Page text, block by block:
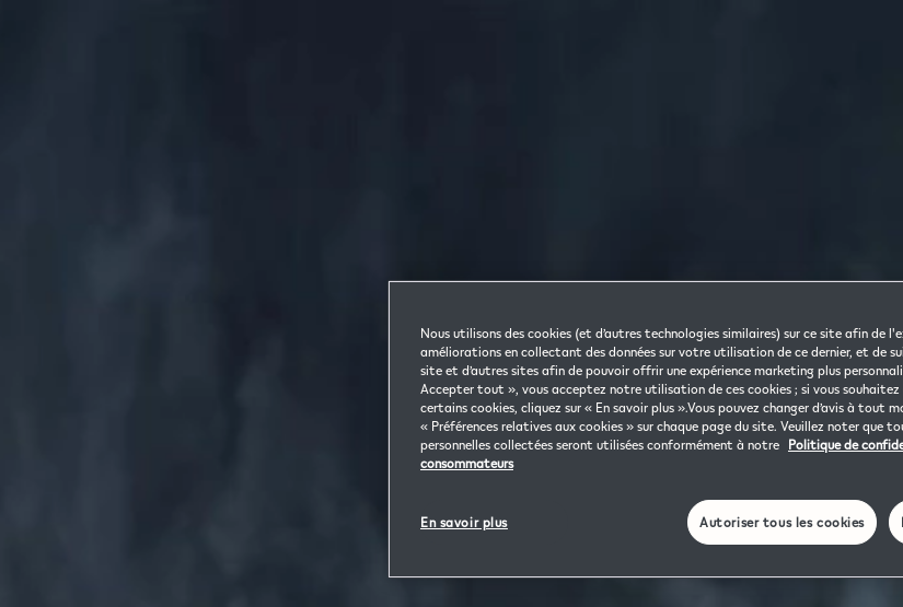
Nous utilisons des cookies (et d’autres technologies similaires) sur ce site afin de
améliorations en collectant des données sur votre utilisation de ce dernier, et de
site et d’autres sites afin de pouvoir offrir une expérience marketing plus
Accepter tout », vous acceptez notre utilisation de ces cookies ; si vous souhaitez
certains cookies, cliquez sur « En savoir plus ».Vous pouvez changer d’avis à tout
« Préférences relatives aux cookies » sur chaque page du site. Veuillez noter que
personnelles collectées seront utilisées conformément à notre Politique de
consommateurs
En savoir plus Autoriser tous les cookies